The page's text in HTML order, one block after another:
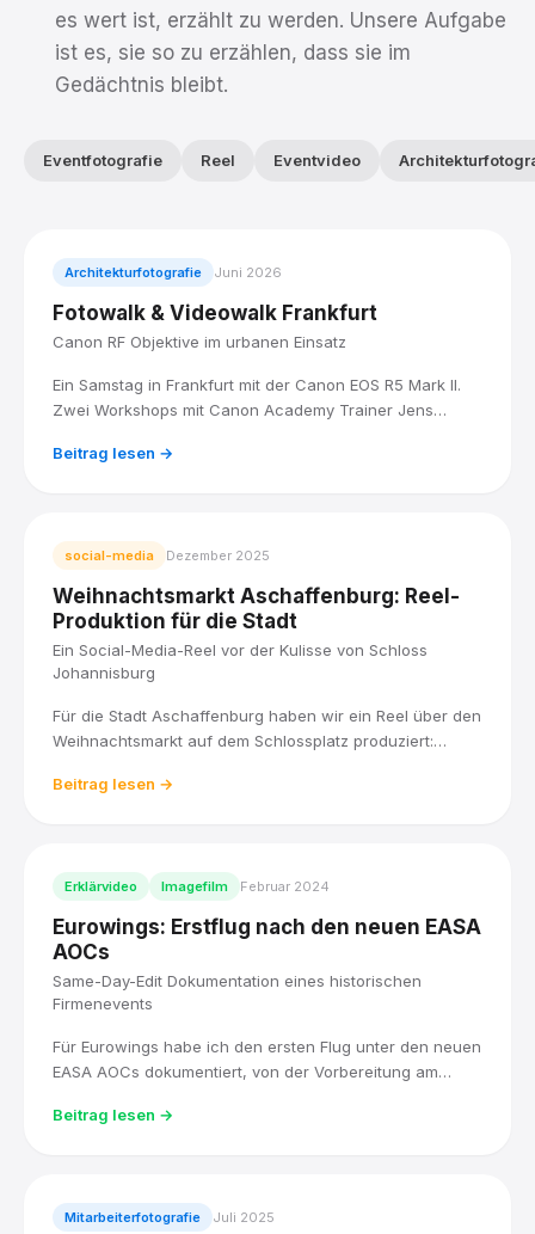
es wert ist, erzählt zu werden. Unsere Aufgabe
ist es, sie so zu erzählen, dass sie im
Gedächtnis bleibt.
Eventfotografie Reel Eventvideo
Architekturfotografie Juni 2026
Fotowalk & Videowalk Frankfurt
Canon RF Objektive im urbanen Einsatz
Ein Samstag in Frankfurt mit der Canon EOS R5 Mark II.
Zwei Workshops mit Canon Academy Trainer Jens
und Stadtlandschaft am Mittag.
Beitrag lesen →
social-media Dezember 2025
Weihnachtsmarkt Aschaffenburg: Reel-
Produktion für die Stadt
Ein Social-Media-Reel vor der Kulisse von Schloss
Johannisburg
Für die Stadt Aschaffenburg haben wir ein Reel über den
Weihnachtsmarkt auf dem Schlossplatz produziert:
der Kulisse von Schloss Johannisburg, verpackt in kurze
Beitrag lesen →
Erklärvideo Imagefilm Februar 2024
Eurowings: Erstflug nach den neuen EASA
AOCs
Same-Day-Edit Dokumentation eines historischen
Firmenevents
Für Eurowings habe ich den ersten Flug unter den neuen
EASA AOCs dokumentiert, von der Vorbereitung am
Wasserfontäne, und den Highlight-Film noch am selben
Beitrag lesen →
Mitarbeiterfotografie Juli 2025